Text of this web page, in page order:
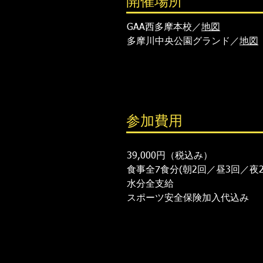
GAA西多摩本校／地図
多摩川中央公園グランド／地図
参加費用
39,000円（税込み）​
食事全7食分(朝2回／昼3回／夜
​水分全支給
​スポーツ安全保険加入代込み